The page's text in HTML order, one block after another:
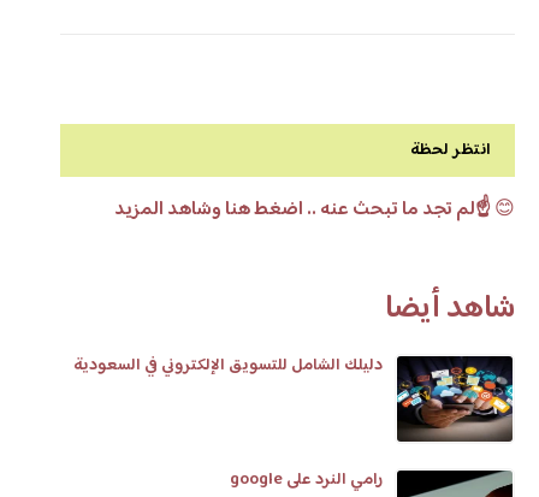
انتظر لحظة
😊☝️لم تجد ما تبحث عنه .. اضغط هنا وشاهد المزيد
شاهد أيضا
دليلك الشامل للتسويق الإلكتروني في السعودية
رامي النرد على google